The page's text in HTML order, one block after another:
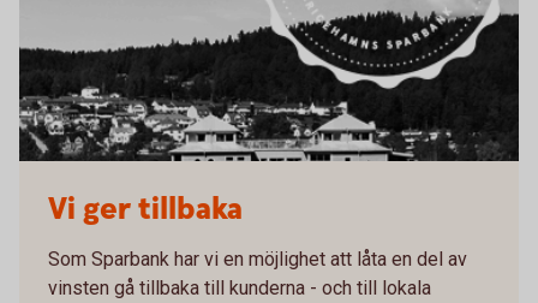
Vi ger tillbaka
Som Sparbank har vi en möjlighet att låta en del av
vinsten gå tillbaka till kunderna - och till lokala